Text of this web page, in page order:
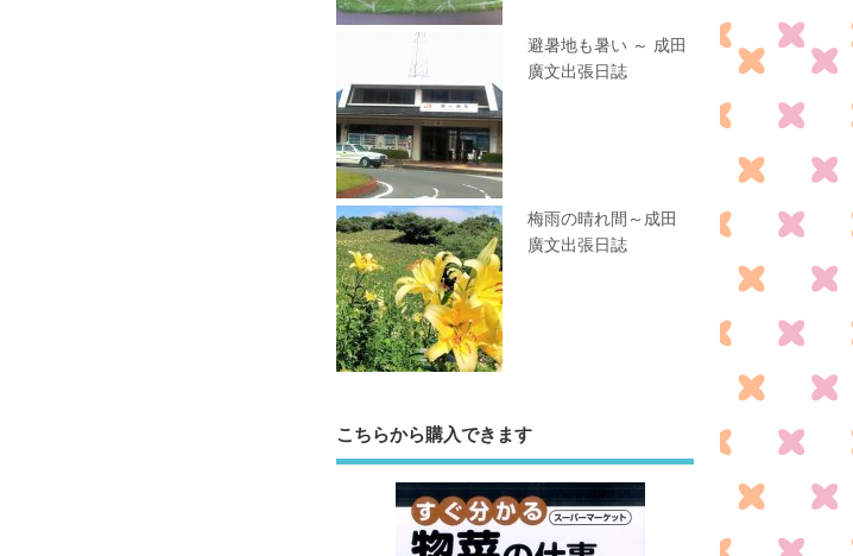
避暑地も暑い ～ 成田
廣文出張日誌
梅雨の晴れ間～成田
廣文出張日誌
こちらから購入できます